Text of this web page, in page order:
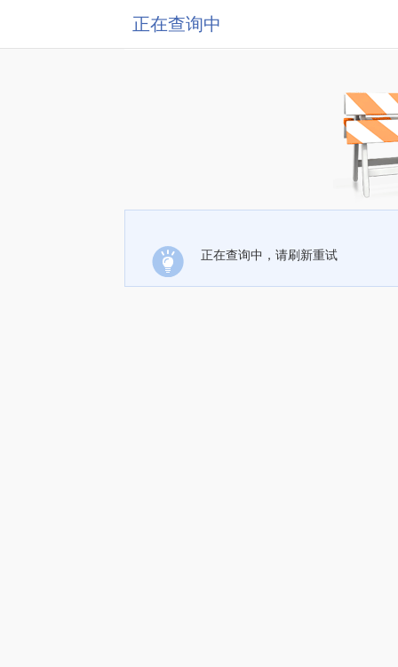
正在查询中
正在查询中，请刷新重试